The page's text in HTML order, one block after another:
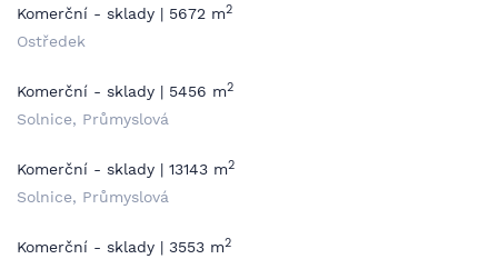
Komerční - sklady | 5672 m2
Ostředek
Komerční - sklady | 5456 m2
Solnice, Průmyslová
Komerční - sklady | 13143 m2
Solnice, Průmyslová
Komerční - sklady | 3553 m2